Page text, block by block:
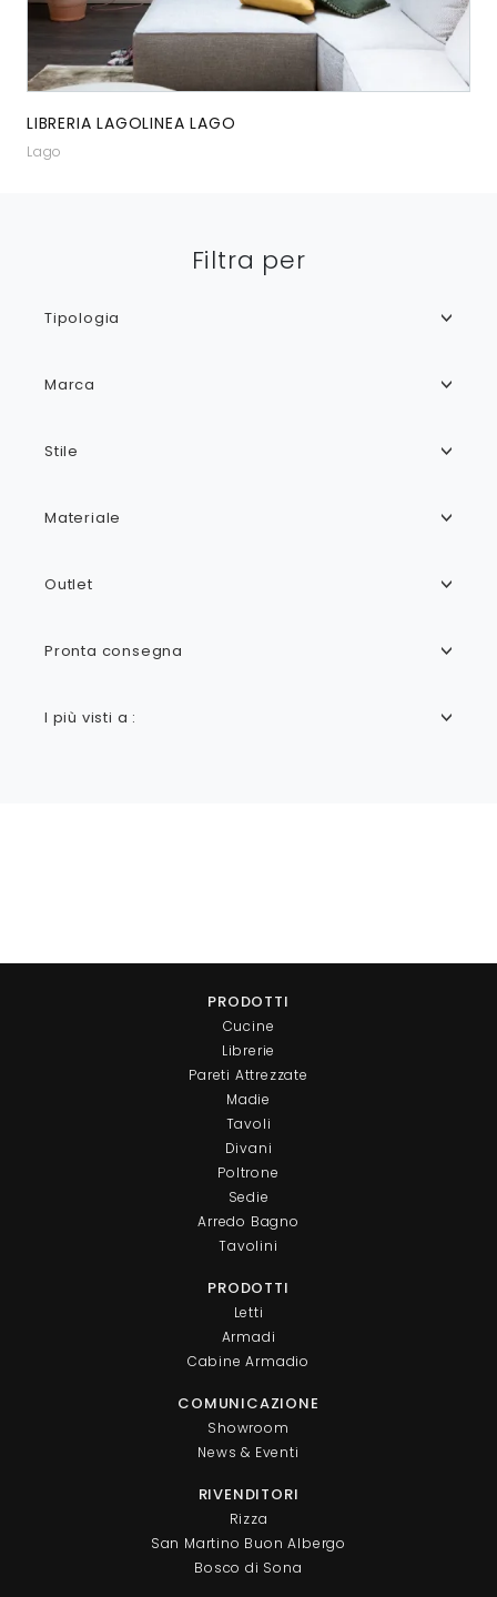
LIBRERIA LAGOLINEA LAGO
Lago
Filtra per
Tipologia
Marca
Stile
Materiale
Outlet
Pronta consegna
I più visti a :
PRODOTTI
Cucine
Librerie
Pareti Attrezzate
Madie
Tavoli
Divani
Poltrone
Sedie
Arredo Bagno
Tavolini
PRODOTTI
Letti
Armadi
Cabine Armadio
COMUNICAZIONE
Showroom
News & Eventi
RIVENDITORI
Rizza
San Martino Buon Albergo
Bosco di Sona